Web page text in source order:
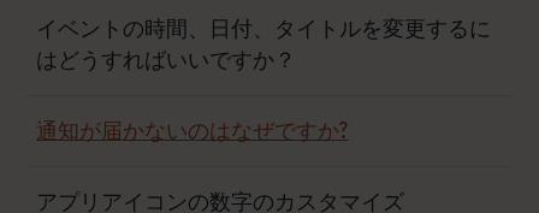
イベントの時間、日付、タイトルを変更するに
はどうすればいいですか？
通知が届かないのはなぜですか?
アプリアイコンの数字のカスタマイズ